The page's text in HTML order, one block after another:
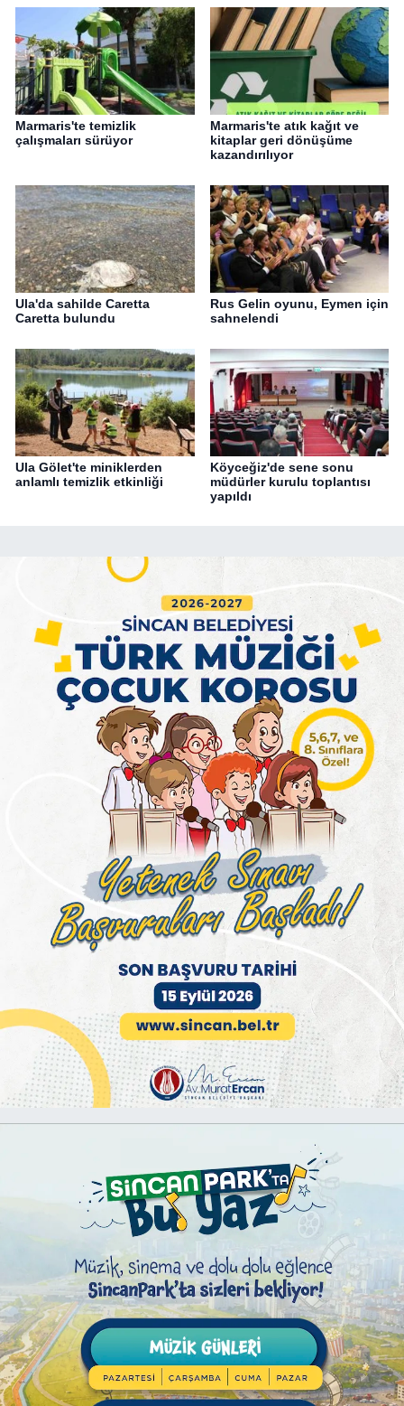
Marmaris'te temizlik
çalışmaları sürüyor
Marmaris'te atık kağıt ve
kitaplar geri dönüşüme
kazandırılıyor
Ula'da sahilde Caretta
Caretta bulundu
Rus Gelin oyunu, Eymen için
sahnelendi
Ula Gölet'te miniklerden
anlamlı temizlik etkinliği
Köyceğiz'de sene sonu
müdürler kurulu toplantısı
yapıldı